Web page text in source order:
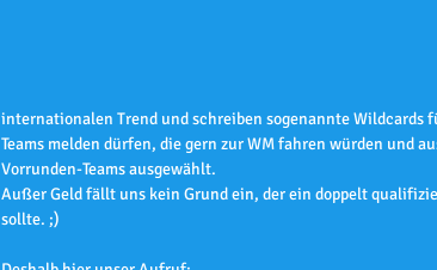
internationalen Trend und schreiben sogenannte Wildcards
Teams melden dürfen, die gern zur WM fahren würden und
Vorrunden-Teams ausgewählt.
Außer Geld fällt uns kein Grund ein, der ein doppelt
sollte. ;)